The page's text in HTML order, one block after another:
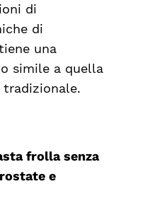
di
di
una
simile a quella
frolla senza
e